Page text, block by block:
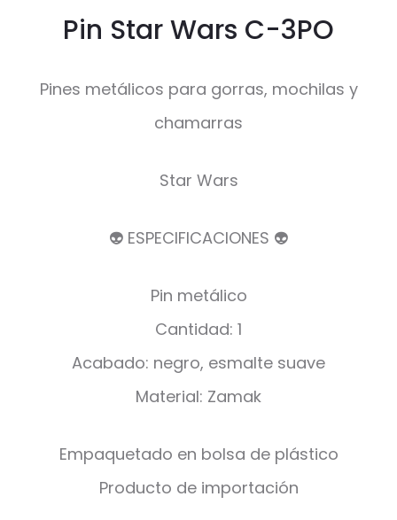
Pin Star Wars C-3PO
Pines metálicos para gorras, mochilas y
chamarras
Star Wars
👽 ESPECIFICACIONES 👽
Pin metálico
Cantidad: 1
Acabado: negro, esmalte suave
Material: Zamak
Empaquetado en bolsa de plástico
Producto de importación